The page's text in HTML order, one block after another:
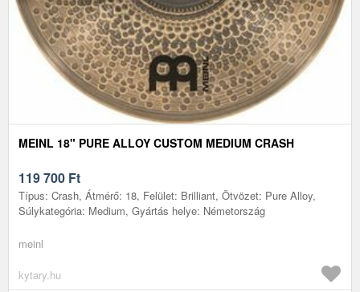
MEINL 18" PURE ALLOY CUSTOM MEDIUM CRASH
119 700 Ft
Típus: Crash, Átmérő: 18, Felület: Brilliant, Ötvözet: Pure Alloy,
Súlykategória: Medium, Gyártás helye: Németország
meinl
kytary.hu